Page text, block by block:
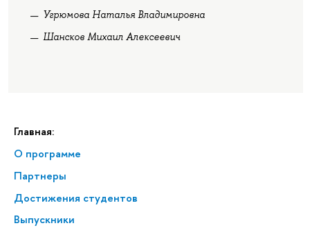
Главная:
О программе
Партнеры
Достижения студентов
Выпускники
Угрюмова Наталья Владимировна
Шансков Михаил Алексеевич